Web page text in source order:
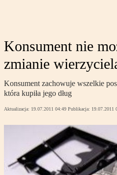
Konsument nie
zmianie
Konsument zachowuje wszelkie
która kupiła jego dług
Aktualizacja: 19.07.2011 04:49 Publikacja: 19.07.2011